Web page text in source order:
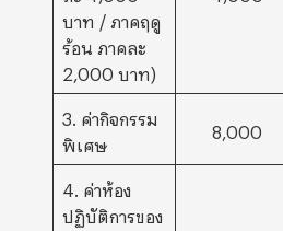
บาท / ภาคฤดู
ร้อน ภาคละ
2,000 บาท)
3. ค่ากิจกรรม
พิเศษ
8,000
4. ค่าห้อง
ปฏิบัติการของ